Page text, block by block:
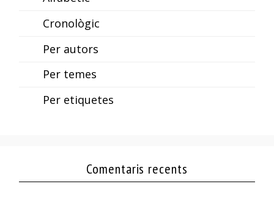
Cronològic
Per autors
Per temes
Per etiquetes
Comentaris recents